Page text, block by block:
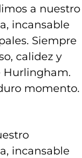
a nuestro
incansable
Siempre
calidez y
Hurlingham.
momento.
incansable